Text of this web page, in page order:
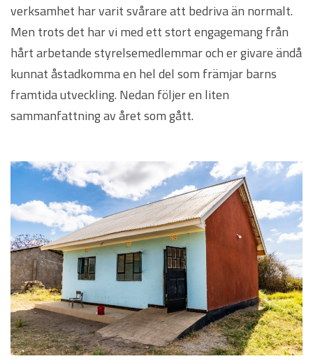
verksamhet har varit svårare att bedriva än normalt.
Men trots det har vi med ett stort engagemang från
hårt arbetande styrelsemedlemmar och er givare ändå
kunnat åstadkomma en hel del som främjar barns
framtida utveckling. Nedan följer en liten
sammanfattning av året som gått.